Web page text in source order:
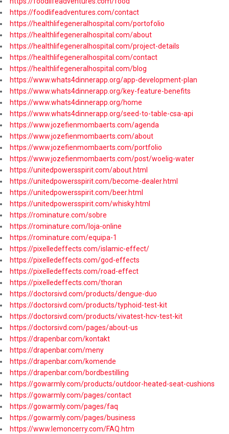
https://foodlifeadventures.com/contact
https://healthlifegeneralhospital.com/portofolio
https://healthlifegeneralhospital.com/about
https://healthlifegeneralhospital.com/project-details
https://healthlifegeneralhospital.com/contact
https://healthlifegeneralhospital.com/blog
https://www.whats4dinnerapp.org/app-development-plan
https://www.whats4dinnerapp.org/key-feature-benefits
https://www.whats4dinnerapp.org/home
https://www.whats4dinnerapp.org/seed-to-table-csa-api
https://www.jozefienmombaerts.com/agenda
https://www.jozefienmombaerts.com/about
https://www.jozefienmombaerts.com/portfolio
https://www.jozefienmombaerts.com/post/woelig-water
https://unitedpowersspirit.com/about.html
https://unitedpowersspirit.com/become-dealer.html
https://unitedpowersspirit.com/beer.html
https://unitedpowersspirit.com/whisky.html
https://rominature.com/sobre
https://rominature.com/loja-online
https://rominature.com/equipa-1
https://pixelledeffects.com/islamic-effect/
https://pixelledeffects.com/god-effects
https://pixelledeffects.com/road-effect
https://pixelledeffects.com/thoran
https://doctorsivd.com/products/dengue-duo
https://doctorsivd.com/products/typhoid-test-kit
https://doctorsivd.com/products/vivatest-hcv-test-kit
https://doctorsivd.com/pages/about-us
https://drapenbar.com/kontakt
https://drapenbar.com/meny
https://drapenbar.com/komende
https://drapenbar.com/bordbestilling
https://gowarmly.com/products/outdoor-heated-seat-cushions
https://gowarmly.com/pages/contact
https://gowarmly.com/pages/faq
https://gowarmly.com/pages/business
https://www.lemoncerry.com/FAQ.htm